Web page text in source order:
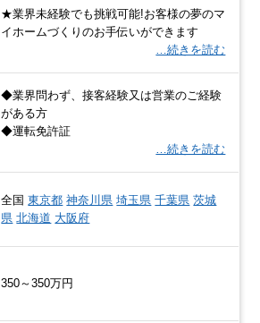
★業界未経験でも挑戦可能!お客様の夢のマ
イホームづくりのお手伝いができます
…続きを読む
◆業界問わず、接客経験又は営業のご経験
がある方
◆運転免許証
…続きを読む
全国東京都 神奈川県 埼玉県 千葉県 茨城
県 北海道 大阪府
350～350万円